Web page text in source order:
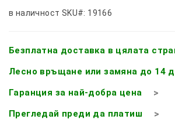
в наличност SKU#: 19166
Безплатна доставка в цялата
Лесно връщане или замяна до 14
Гаранция за най-добра цена
Прегледай преди да платиш